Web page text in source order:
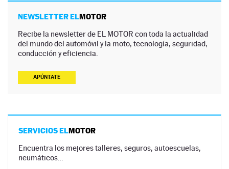
NEWSLETTER ELMOTOR
Recibe la newsletter de EL MOTOR con toda la actualidad
del mundo del automóvil y la moto, tecnología, seguridad,
conducción y eficiencia.
APÚNTATE
SERVICIOS ELMOTOR
Encuentra los mejores talleres, seguros, autoescuelas,
neumáticos…